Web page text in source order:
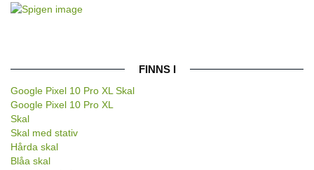
FINNS I
Google Pixel 10 Pro XL Skal
Google Pixel 10 Pro XL
Skal
Skal med stativ
Hårda skal
Blåa skal